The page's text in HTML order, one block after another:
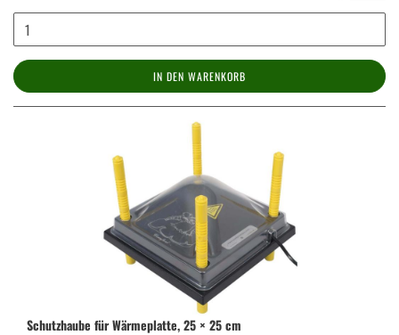
IN DEN WARENKORB
Schutzhaube für Wärmeplatte, 25 × 25 cm